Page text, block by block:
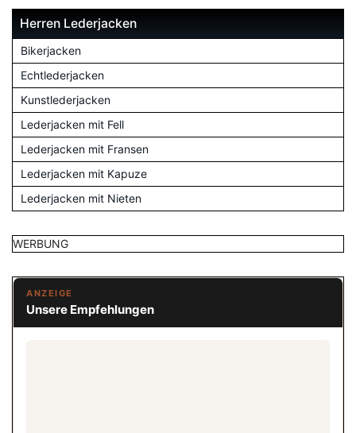
Herren Lederjacken
Bikerjacken
Echtlederjacken
Kunstlederjacken
Lederjacken mit Fell
Lederjacken mit Fransen
Lederjacken mit Kapuze
Lederjacken mit Nieten
WERBUNG
ANZEIGE
Unsere Empfehlungen